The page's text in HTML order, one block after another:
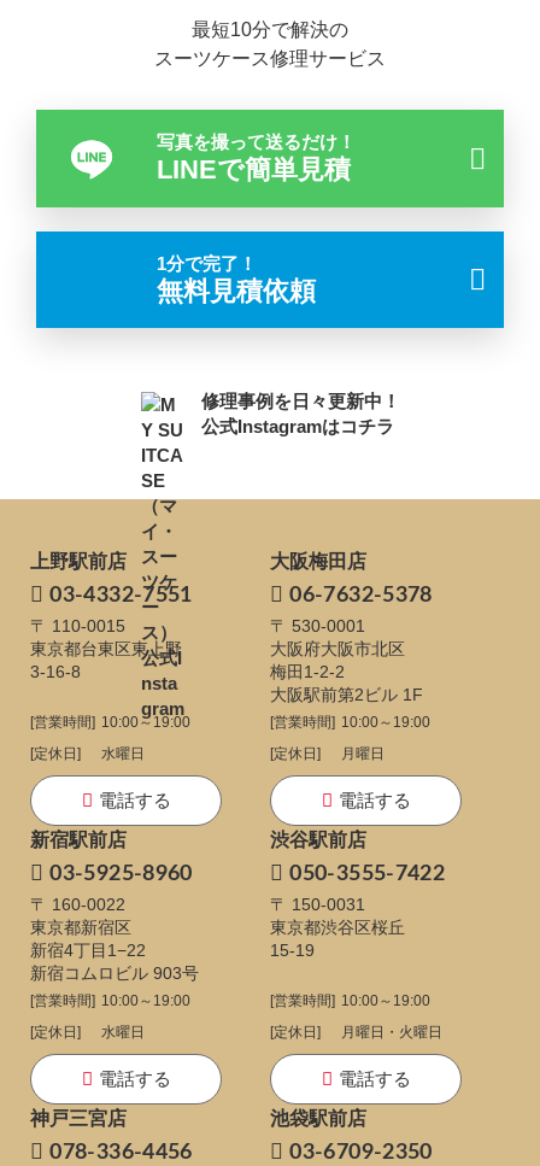
最短10分で解決の
スーツケース修理サービス
写真を撮って送るだけ！
LINEで簡単見積
1分で完了！
無料見積依頼
修理事例を日々更新中！
公式Instagramはコチラ
上野駅前店
03-4332-7551
〒 110-0015
東京都台東区東上野
3-16-8
[営業時間] 10:00～19:00
[定休日]
水曜日
電話する
大阪梅田店
06-7632-5378
〒 530-0001
大阪府大阪市北区
梅田1-2-2
大阪駅前第2ビル 1F
[営業時間] 10:00～19:00
[定休日]
月曜日
電話する
新宿駅前店
03-5925-8960
〒 160-0022
東京都新宿区
新宿4丁目1−22
新宿コムロビル 903号
[営業時間] 10:00～19:00
[定休日]
水曜日
電話する
渋谷駅前店
050-3555-7422
〒 150-0031
東京都渋谷区桜丘
15-19
[営業時間] 10:00～19:00
[定休日]
月曜日・火曜日
電話する
神戸三宮店
078-336-4456
池袋駅前店
03-6709-2350